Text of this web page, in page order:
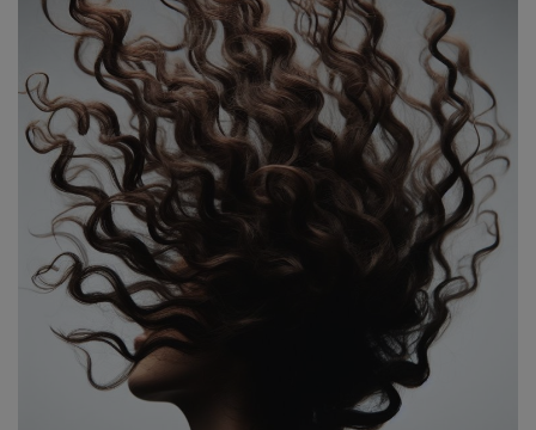
Здоровье
Наука и открытия